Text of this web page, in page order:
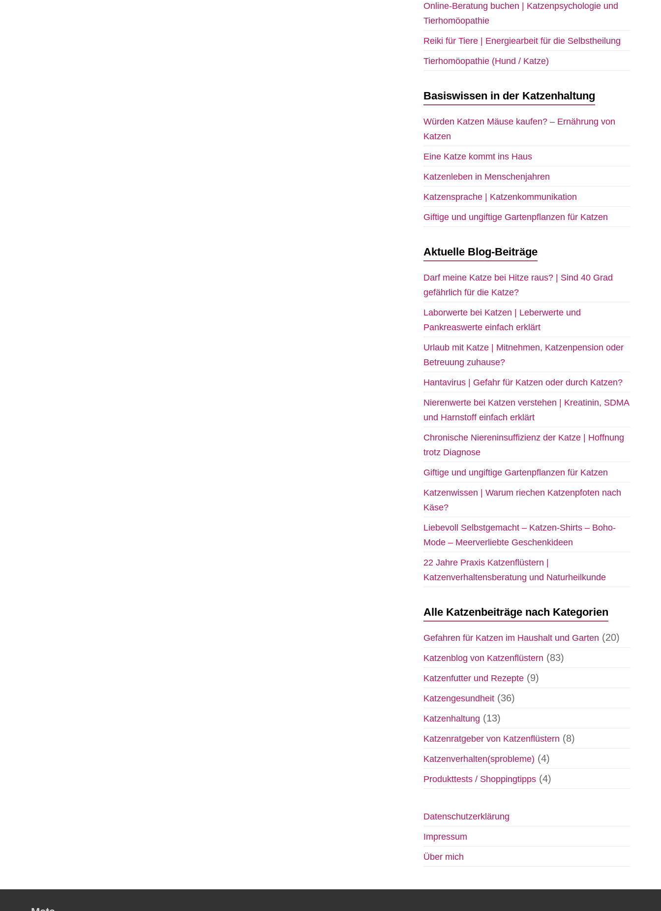
Online-Beratung buchen | Katzenpsychologie und
Tierhomöopathie
Reiki für Tiere | Energiearbeit für die Selbstheilung
Tierhomöopathie (Hund / Katze)
Basiswissen in der Katzenhaltung
Würden Katzen Mäuse kaufen? – Ernährung von
Katzen
Eine Katze kommt ins Haus
Katzenleben in Menschenjahren
Katzensprache | Katzenkommunikation
Giftige und ungiftige Gartenpflanzen für Katzen
Aktuelle Blog-Beiträge
Darf meine Katze bei Hitze raus? | Sind 40 Grad
gefährlich für die Katze?
Laborwerte bei Katzen | Leberwerte und
Pankreaswerte einfach erklärt
Urlaub mit Katze | Mitnehmen, Katzenpension oder
Betreuung zuhause?
Hantavirus | Gefahr für Katzen oder durch Katzen?
Nierenwerte bei Katzen verstehen | Kreatinin, SDMA
und Harnstoff einfach erklärt
Chronische Niereninsuffizienz der Katze | Hoffnung
trotz Diagnose
Giftige und ungiftige Gartenpflanzen für Katzen
Katzenwissen | Warum riechen Katzenpfoten nach
Käse?
Liebevoll Selbstgemacht – Katzen-Shirts – Boho-
Mode – Meerverliebte Geschenkideen
22 Jahre Praxis Katzenflüstern |
Katzenverhaltensberatung und Naturheilkunde
Alle Katzenbeiträge nach Kategorien
Gefahren für Katzen im Haushalt und Garten (20)
Katzenblog von Katzenflüstern (83)
Katzenfutter und Rezepte (9)
Katzengesundheit (36)
Katzenhaltung (13)
Katzenratgeber von Katzenflüstern (8)
Katzenverhalten(sprobleme) (4)
Produkttests / Shoppingtipps (4)
Datenschutzerklärung
Impressum
Über mich